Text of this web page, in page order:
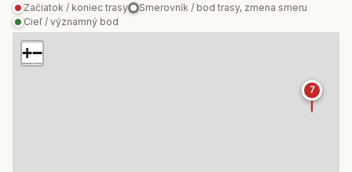
Začiatok / koniec trasy
Smerovník / bod trasy, zmena smeru
Cieľ / významný bod
7
+−